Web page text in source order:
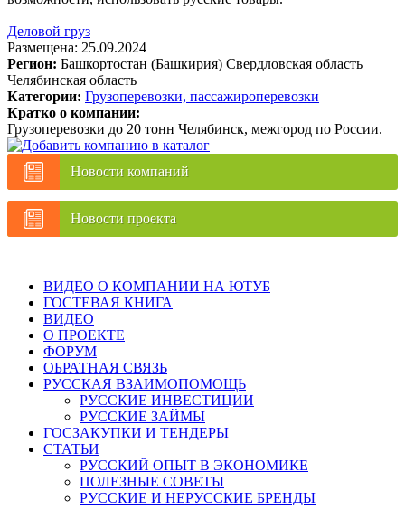
Деловой груз
Размещена: 25.09.2024
Регион: Башкортостан (Башкирия) Свердловская область
Челябинская область
Категории: Грузоперевозки, пассажироперевозки
Кратко о компании:
Грузоперевозки до 20 тонн Челябинск, межгород по России.
Новости компаний
Новости проекта
ВИДЕО О КОМПАНИИ НА ЮТУБ
ГОСТЕВАЯ КНИГА
ВИДЕО
О ПРОЕКТЕ
ФОРУМ
ОБРАТНАЯ СВЯЗЬ
РУССКАЯ ВЗАИМОПОМОЩЬ
РУССКИЕ ИНВЕСТИЦИИ
РУССКИЕ ЗАЙМЫ
ГОСЗАКУПКИ И ТЕНДЕРЫ
СТАТЬИ
РУССКИЙ ОПЫТ В ЭКОНОМИКЕ
ПОЛЕЗНЫЕ СОВЕТЫ
РУССКИЕ И НЕРУССКИЕ БРЕНДЫ